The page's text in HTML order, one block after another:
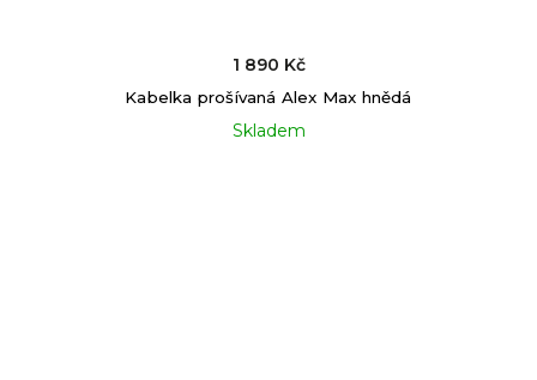
Kabelka prošívaná Alex Max hnědá
Skladem
1 890 Kč